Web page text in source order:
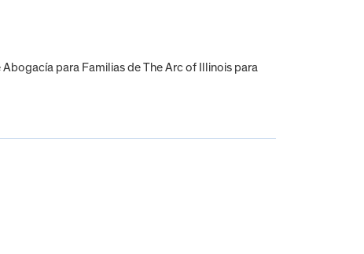
para Familias de The Arc of Illinois para